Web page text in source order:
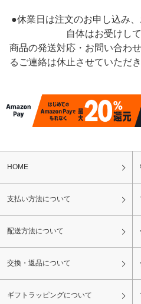
●休業日は注文のお申し込み
自体はお受けし
商品の発送対応・お問い合わ
るご連絡は休止させていただ
HOME
支払い方法について
配送方法について
交換・返品について
ギフトラッピングについて